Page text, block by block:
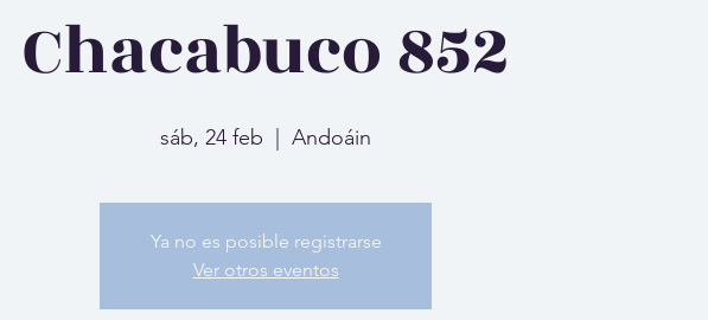
Chacabuco 852
sáb, 24 feb Andoáin
Ya no es posible registrarse
Ver otros eventos